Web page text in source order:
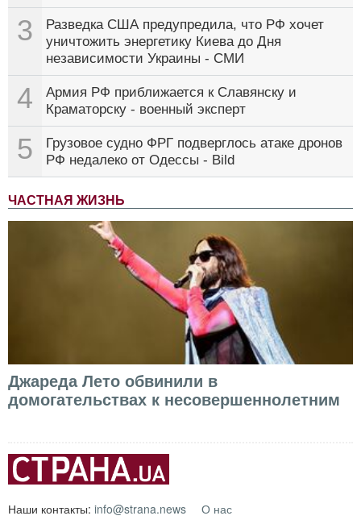
3
Разведка США предупредила, что РФ хочет
уничтожить энергетику Киева до Дня
независимости Украины - СМИ
4
Армия РФ приближается к Славянску и
Краматорску - военный эксперт
5
Грузовое судно ФРГ подверглось атаке дронов
РФ недалеко от Одессы - Bild
ЧАСТНАЯ ЖИЗНЬ
Джареда Лето обвинили в
домогательствах к несовершеннолетним
Наши контакты: info@strana.news
О нас